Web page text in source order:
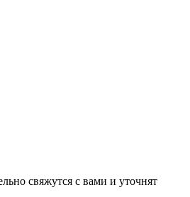
свяжутся с вами и уточнят